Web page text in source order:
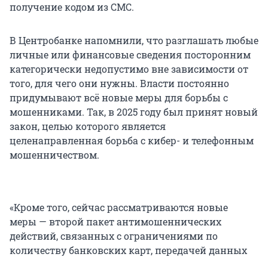
получение кодом из СМС.
В Центробанке напомнили, что разглашать любые
личные или финансовые сведения посторонним
категорически недопустимо вне зависимости от
того, для чего они нужны. Власти постоянно
придумывают всё новые меры для борьбы с
мошенниками. Так, в 2025 году был принят новый
закон, целью которого является
целенаправленная борьба с кибер- и телефонным
мошенничеством.
«Кроме того, сейчас рассматриваются новые
меры — второй пакет антимошеннических
действий, связанных с ограничениями по
количеству банковских карт, передачей данных